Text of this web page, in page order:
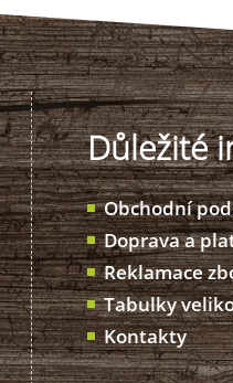
Důležité
Obchodní
Doprava a
Reklamace
Tabulky
Kontakty